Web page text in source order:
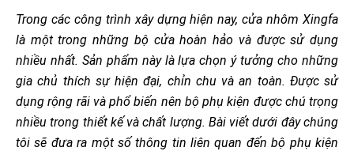
Trong các công trình xây dựng hiện nay, cửa nhôm Xingfa
là một trong những bộ cửa hoàn hảo và được sử dụng
nhiều nhất. Sản phẩm này là lựa chọn ý tưởng cho những
gia chủ thích sự hiện đại, chỉn chu và an toàn. Được sử
dụng rộng rãi và phổ biến nên bộ phụ kiện được chú trọng
nhiều trong thiết kế và chất lượng. Bài viết dưới đây chúng
tôi sẽ đưa ra một số thông tin liên quan đến bộ phụ kiện